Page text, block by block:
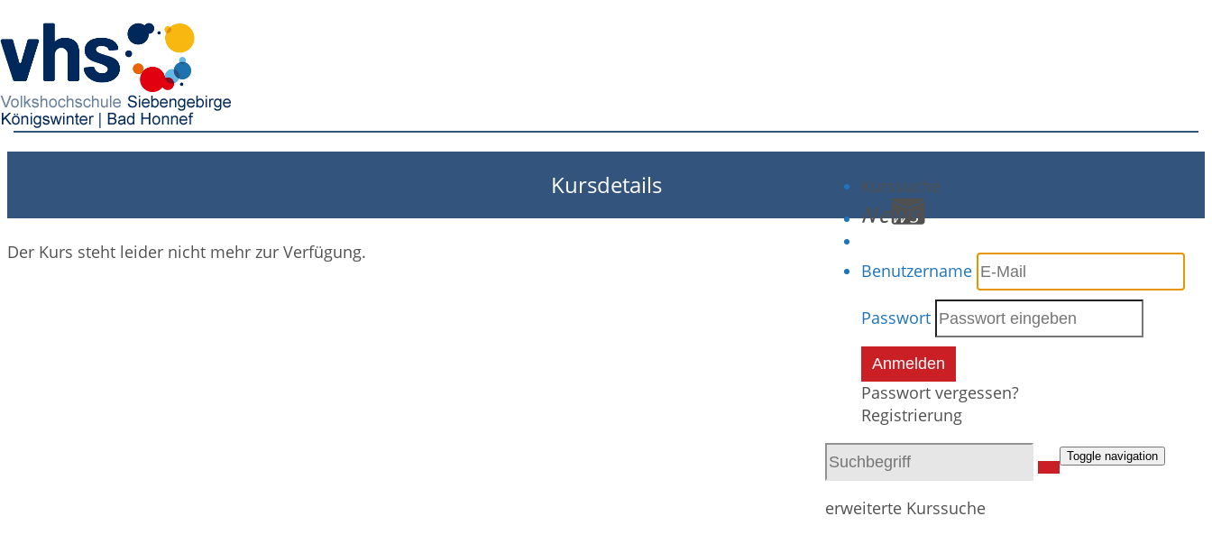
Kurssuche
Benutzername
Passwort
Anmelden
Passwort vergessen?
Registrierung
erweiterte Kurssuche
Toggle navigation
Kursdetails
Der Kurs steht leider nicht mehr zur Verfügung.